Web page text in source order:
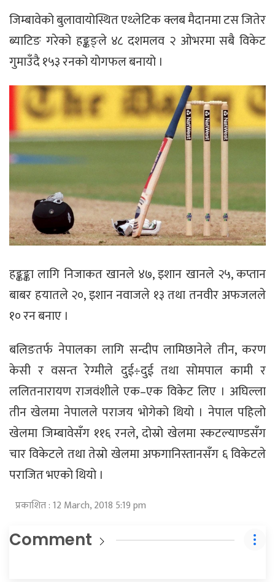
जिम्बावेको बुलावायोस्थित एथ्लेटिक क्लब मैदानमा टस जितेर
ब्याटिङ गरेको हङ्कङ्ले ४८ दशमलव २ ओभरमा सबै विकेट
गुमाउँदै १५३ रनको योगफल बनायो ।
हङ्कङ्का लागि निजाकत खानले ४७, इशान खानले २५, कप्तान
बाबर हयातले २०, इशान नवाजले १३ तथा तनवीर अफजलले
१० रन बनाए ।
बलिङतर्फ नेपालका लागि सन्दीप लामिछानेले तीन, करण
केसी र वसन्त रेग्मीले दुई÷दुई तथा सोमपाल कामी र
ललितनारायण राजवंशीले एक–एक विकेट लिए । अघिल्ला
तीन खेलमा नेपालले पराजय भोगेको थियो । नेपाल पहिलो
खेलमा जिम्बावेसँग ११६ रनले, दोस्रो खेलमा स्कटल्याण्डसँग
चार विकेटले तथा तेस्रो खेलमा अफगानिस्तानसँग ६ विकेटले
पराजित भएको थियो ।
प्रकाशित : 12 March, 2018 5:19 pm
Comment